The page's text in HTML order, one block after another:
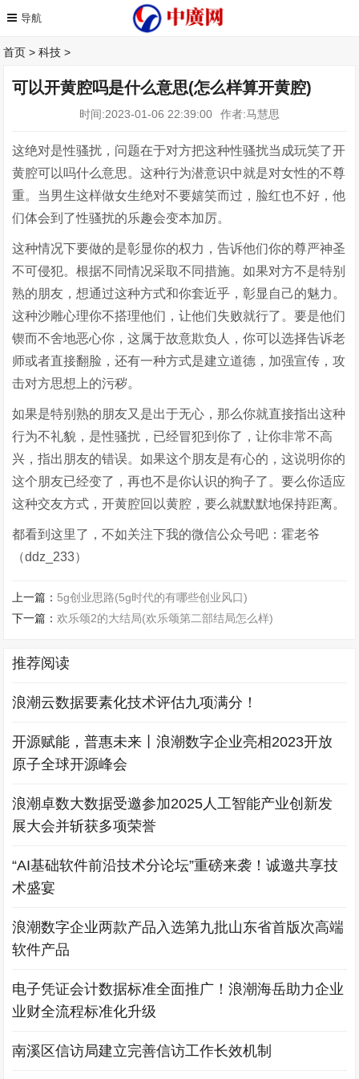
首页 >科技 >
可以开黄腔吗是什么意思(怎么样算开黄腔)
时间:2023-01-06 22:39:00 作者:马慧思
这绝对是性骚扰，问题在于对方把这种性骚扰当成玩笑了开
黄腔可以吗什么意思。这种行为潜意识中就是对女性的不尊
重。当男生这样做女生绝对不要嬉笑而过，脸红也不好，他
们体会到了性骚扰的乐趣会变本加厉。
这种情况下要做的是彰显你的权力，告诉他们你的尊严神圣
不可侵犯。根据不同情况采取不同措施。如果对方不是特别
熟的朋友，想通过这种方式和你套近乎，彰显自己的魅力。
这种沙雕心理你不搭理他们，让他们失败就行了。要是他们
锲而不舍地恶心你，这属于故意欺负人，你可以选择告诉老
师或者直接翻脸，还有一种方式是建立道德，加强宣传，攻
击对方思想上的污秽。
如果是特别熟的朋友又是出于无心，那么你就直接指出这种
行为不礼貌，是性骚扰，已经冒犯到你了，让你非常不高
兴，指出朋友的错误。如果这个朋友是有心的，这说明你的
这个朋友已经变了，再也不是你认识的狗子了。要么你适应
这种交友方式，开黄腔回以黄腔，要么就默默地保持距离。
都看到这里了，不如关注下我的微信公众号吧：霍老爷
（ddz_233）
上一篇： 5g创业思路(5g时代的有哪些创业风口)
下一篇：欢乐颂2的大结局(欢乐颂第二部结局怎么样)
推荐阅读
浪潮云数据要素化技术评估九项满分！
开源赋能，普惠未来丨浪潮数字企业亮相2023开放
原子全球开源峰会
浪潮卓数大数据受邀参加2025人工智能产业创新发
展大会并斩获多项荣誉
“AI基础软件前沿技术分论坛”重磅来袭！诚邀共享技
术盛宴
浪潮数字企业两款产品入选第九批山东省首版次高端
软件产品
电子凭证会计数据标准全面推广！浪潮海岳助力企业
业财全流程标准化升级
南溪区信访局建立完善信访工作长效机制